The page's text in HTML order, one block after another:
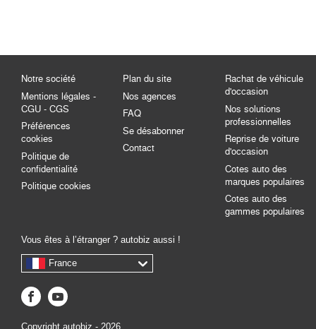
Notre société
Mentions légales -
CGU - CGS
Préférences
cookies
Politique de
confidentialité
Politique cookies
Plan du site
Nos agences
FAQ
Se désabonner
Contact
Rachat de véhicule
d'occasion
Nos solutions
professionnelles
Reprise de voiture
d'occasion
Cotes auto des
marques populaires
Cotes auto des
gammes populaires
Vous êtes à l’étranger ? autobiz aussi !
France
Copyright autobiz - 2026